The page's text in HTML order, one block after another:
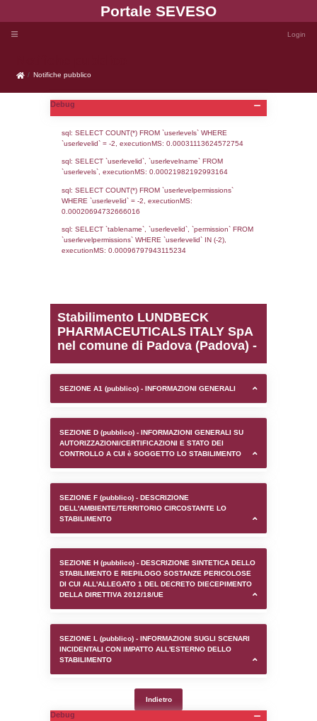
Portale
Notifiche pubblico
Notifiche pubblico
Debug
sql: SELECT COUNT(*) FROM `userlevels`
sql: SELECT `userlevelid`, `userlevelname`
0.00020694732666016
sql: SELECT `tablename`, `userlevelid`,
executionMS: 0.00096797943115234
Stabilimento
PHARMACEUTICALS
nel comune di Padova
SEZIONE A1 (pubblico) - INFORMAZIONI
SEZIONE D (pubblico) - INFORMAZIONI
CONTROLLO A CUI è SOGGETTO LO